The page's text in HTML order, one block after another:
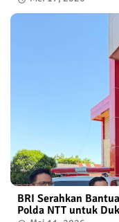
BRI Serahkan
Polda NTT untuk